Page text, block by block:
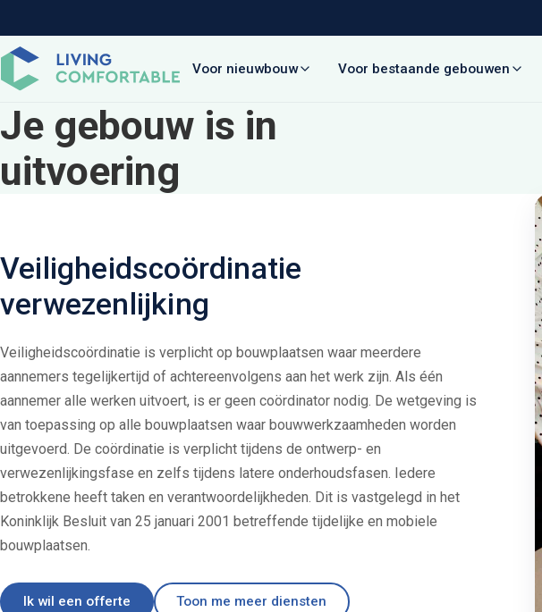
Voor nieuwbouw Voor bestaande gebouwen
Je gebouw is in
uitvoering
Veiligheids­coördinatie
verwezenlijking
Veiligheidscoördinatie is verplicht op bouwplaatsen waar meerdere
aannemers tegelijkertijd of achtereenvolgens aan het werk zijn. Als één
aannemer alle werken uitvoert, is er geen coördinator nodig. De wetgeving is
van toepassing op alle bouwplaatsen waar bouwwerkzaamheden worden
uitgevoerd. De coördinatie is verplicht tijdens de ontwerp- en
verwezenlijkingsfase en zelfs tijdens latere onderhoudsfasen. Iedere
betrokkene heeft taken en verantwoordelijkheden. Dit is vastgelegd in het
Koninklijk Besluit van 25 januari 2001 betreffende tijdelijke en mobiele
bouwplaatsen.
Ik wil een offerte Toon me meer diensten